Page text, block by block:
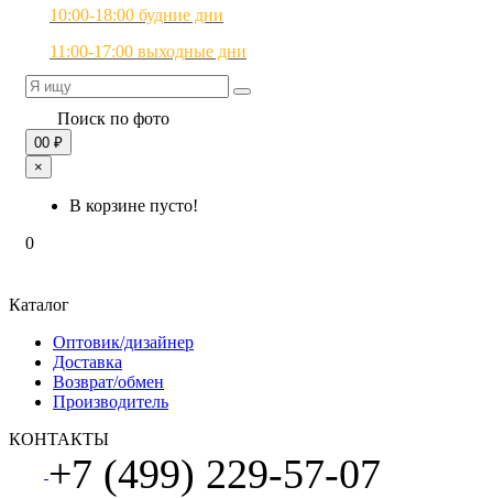
10:00-18:00 будние дни
11:00-17:00 выходные дни
Поиск по фото
00 ₽
×
В корзине пусто!
0
Каталог
Оптовик/дизайнер
Доставка
Возврат/обмен
Производитель
КОНТАКТЫ
+7 (499) 229-57-07